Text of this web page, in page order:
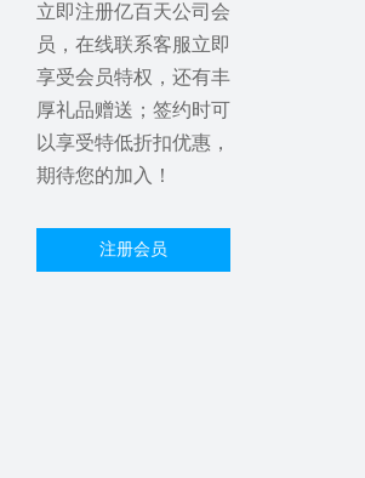
立即注册亿百天公司会
员，在线联系客服立即
享受会员特权，还有丰
厚礼品赠送；签约时可
以享受特低折扣优惠，
期待您的加入！
注册会员